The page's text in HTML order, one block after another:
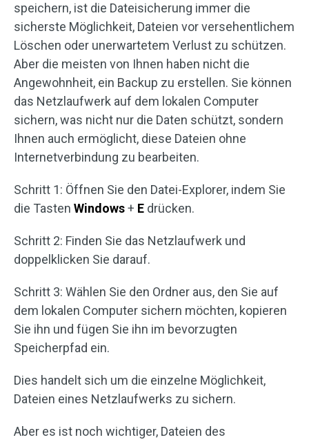
speichern, ist die Dateisicherung immer die
sicherste Möglichkeit, Dateien vor versehentlichem
Löschen oder unerwartetem Verlust zu schützen.
Aber die meisten von Ihnen haben nicht die
Angewohnheit, ein Backup zu erstellen. Sie können
das Netzlaufwerk auf dem lokalen Computer
sichern, was nicht nur die Daten schützt, sondern
Ihnen auch ermöglicht, diese Dateien ohne
Internetverbindung zu bearbeiten.
Schritt 1: Öffnen Sie den Datei-Explorer, indem Sie
die Tasten Windows+ E drücken.
Schritt 2: Finden Sie das Netzlaufwerk und
doppelklicken Sie darauf.
Schritt 3: Wählen Sie den Ordner aus, den Sie auf
dem lokalen Computer sichern möchten, kopieren
Sie ihn und fügen Sie ihn im bevorzugten
Speicherpfad ein.
Dies handelt sich um die einzelne Möglichkeit,
Dateien eines Netzlaufwerks zu sichern.
Aber es ist noch wichtiger, Dateien des